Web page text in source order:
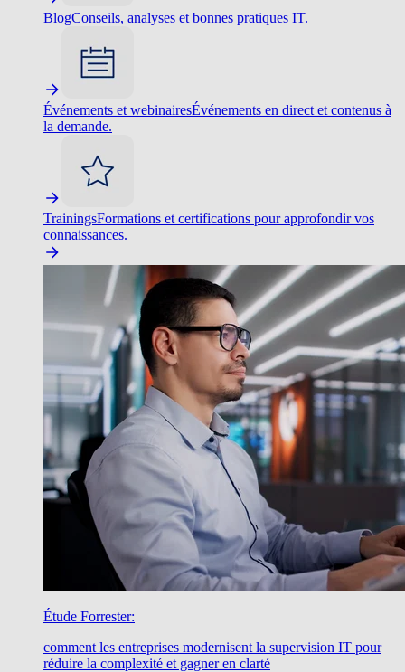
BlogConseils, analyses et bonnes pratiques IT.
Événements et webinairesÉvénements en direct et contenus à
la demande.
TrainingsFormations et certifications pour approfondir vos
connaissances.
Étude Forrester:
comment les entreprises modernisent la supervision IT pour
réduire la complexité et gagner en clarté